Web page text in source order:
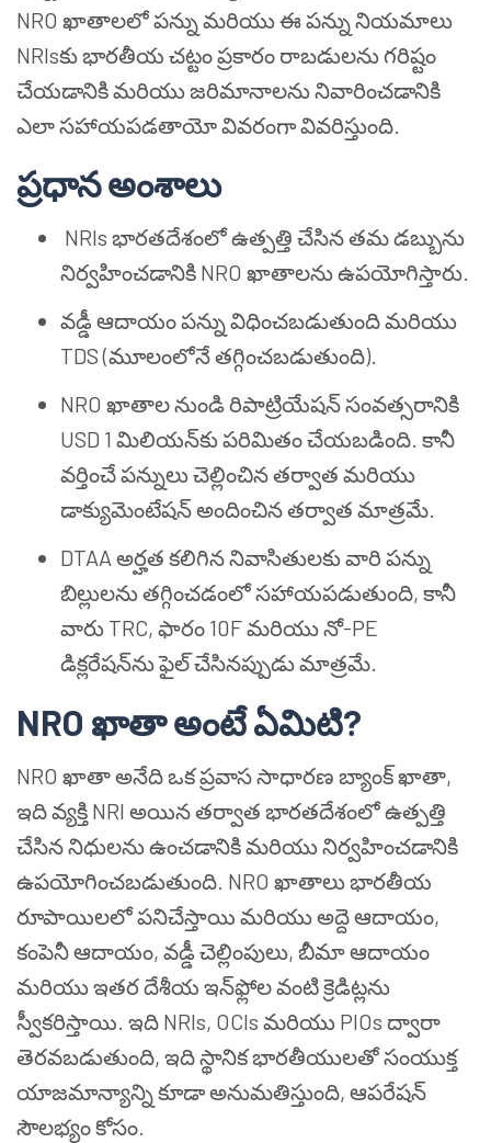
NRO ఖాతాలలో పన్ను మరియు ఈ పన్ను నియమాలు
NRIsకు భారతీయ చట్టం ప్రకారం రాబడులను గరిష్టం
చేయడానికి మరియు జరిమానాలను నివారించడానికి
ఎలా సహాయపడతాయో వివరంగా వివరిస్తుంది.
ప్రధాన అంశాలు
NRIs భారతదేశంలో ఉత్పత్తి చేసిన తమ డబ్బును
నిర్వహించడానికి NRO ఖాతాలను ఉపయోగిస్తారు.
వడ్డీ ఆదాయం పన్ను విధించబడుతుంది మరియు
TDS (మూలంలోనే తగ్గించబడుతుంది).
NRO ఖాతాల నుండి రిపాట్రియేషన్ సంవత్సరానికి
USD 1 మిలియన్‌కు పరిమితం చేయబడింది. కానీ
వర్తించే పన్నులు చెల్లించిన తర్వాత మరియు
డాక్యుమెంటేషన్ అందించిన తర్వాత మాత్రమే.
DTAA అర్హత కలిగిన నివాసితులకు వారి పన్ను
బిల్లులను తగ్గించడంలో సహాయపడుతుంది, కానీ
వారు TRC, ఫారం 10F మరియు నో-PE
డిక్లరేషన్‌ను ఫైల్ చేసినప్పుడు మాత్రమే.
NRO ఖాతా అంటే ఏమిటి?
NRO ఖాతా అనేది ఒక ప్రవాస సాధారణ బ్యాంక్ ఖాతా,
ఇది వ్యక్తి NRI అయిన తర్వాత భారతదేశంలో ఉత్పత్తి
చేసిన నిధులను ఉంచడానికి మరియు నిర్వహించడానికి
ఉపయోగించబడుతుంది. NRO ఖాతాలు భారతీయ
రూపాయిలలో పనిచేస్తాయి మరియు అద్దె ఆదాయం,
కంపెనీ ఆదాయం, వడ్డీ చెల్లింపులు, బీమా ఆదాయం
మరియు ఇతర దేశీయ ఇన్‌ఫ్లోల వంటి క్రెడిట్లను
స్వీకరిస్తాయి. ఇది NRIs, OCIs మరియు PIOs ద్వారా
తెరవబడుతుంది, ఇది స్థానిక భారతీయులతో సంయుక్త
యాజమాన్యాన్ని కూడా అనుమతిస్తుంది, ఆపరేషన్
సౌలభ్యం కోసం.